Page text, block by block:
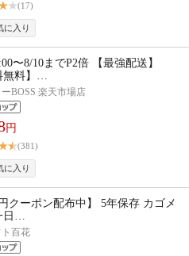
(17)
〜8/10までP2倍 【最強配送】
無料】…
ーBOSS 楽天市場店
円
(381)
円クーポン配布中】 5年保存 カゴメ
日…
ト百花